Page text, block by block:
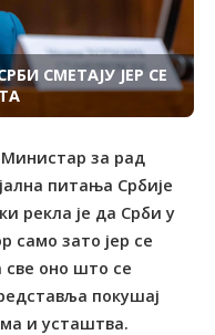
СМЕТАЈУ ЈЕР СЕ
за рад
питања Србије
рекла је да Срби у
само зато јер се
оно што се
покушај
и усташтва.